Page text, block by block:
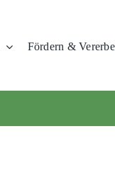
Fördern &